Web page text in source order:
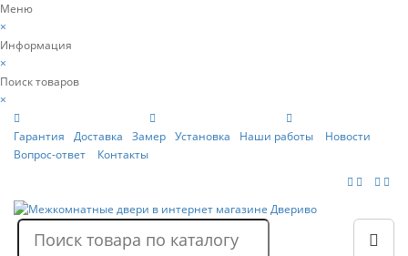
Меню
×
Информация
×
Поиск товаров
×
Гарантия Доставка Замер Установка Наши работы
Новости
Вопрос-ответ
Контакты